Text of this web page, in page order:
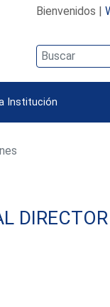
Bienvenidos |
Institución